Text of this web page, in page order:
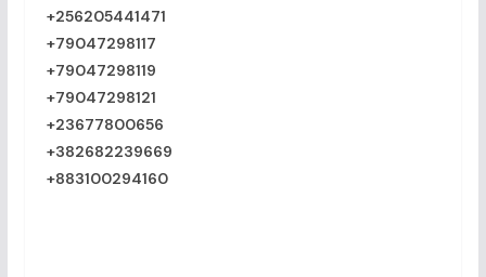
+256205441471
+79047298117
+79047298119
+79047298121
+23677800656
+382682239669
+883100294160